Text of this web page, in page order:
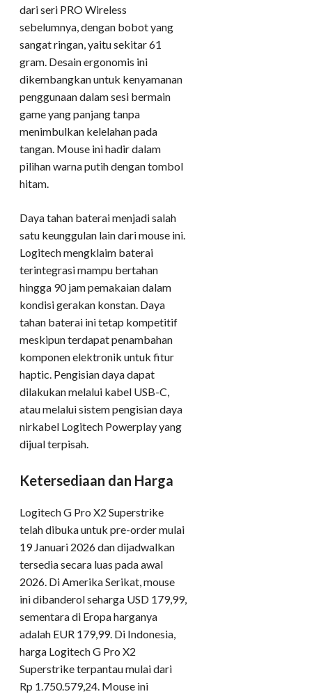
dari seri PRO Wireless
sebelumnya, dengan bobot yang
sangat ringan, yaitu sekitar 61
gram. Desain ergonomis ini
dikembangkan untuk kenyamanan
penggunaan dalam sesi bermain
game yang panjang tanpa
menimbulkan kelelahan pada
tangan. Mouse ini hadir dalam
pilihan warna putih dengan tombol
hitam.
Daya tahan baterai menjadi salah
satu keunggulan lain dari mouse ini.
Logitech mengklaim baterai
terintegrasi mampu bertahan
hingga 90 jam pemakaian dalam
kondisi gerakan konstan. Daya
tahan baterai ini tetap kompetitif
meskipun terdapat penambahan
komponen elektronik untuk fitur
haptic. Pengisian daya dapat
dilakukan melalui kabel USB-C,
atau melalui sistem pengisian daya
nirkabel Logitech Powerplay yang
dijual terpisah.
Ketersediaan dan Harga
Logitech G Pro X2 Superstrike
telah dibuka untuk pre-order mulai
19 Januari 2026 dan dijadwalkan
tersedia secara luas pada awal
2026. Di Amerika Serikat, mouse
ini dibanderol seharga USD 179,99,
sementara di Eropa harganya
adalah EUR 179,99. Di Indonesia,
harga Logitech G Pro X2
Superstrike terpantau mulai dari
Rp 1.750.579,24. Mouse ini